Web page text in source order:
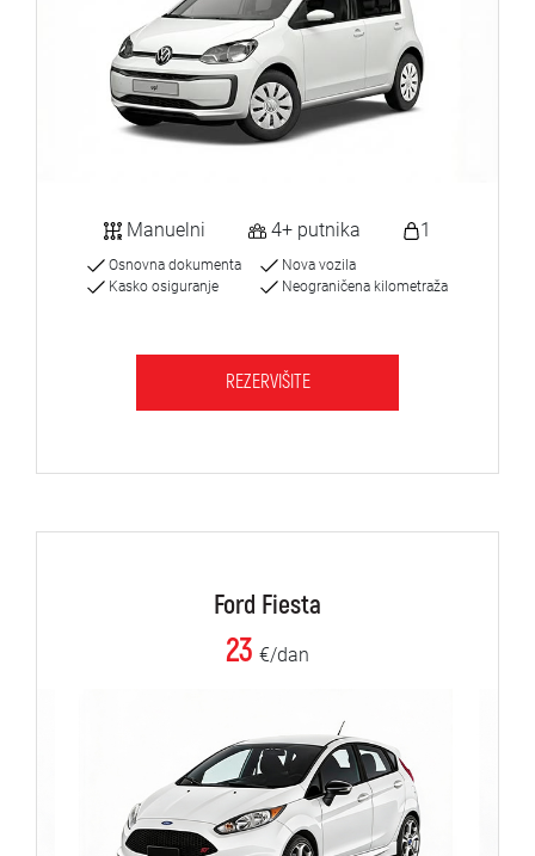
Manuelni 4+ putnika 1
Osnovna dokumenta
Kasko osiguranje
Nova vozila
Neograničena kilometraža
REZERVIŠITE
Ford Fiesta
23 €/dan